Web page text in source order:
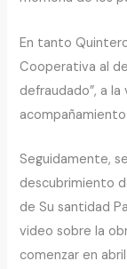
En tanto
Cooperativa al
defraudado”, a
Seguidamente,
descubrimiento
de Su santidad
video sobre la
comenzar en